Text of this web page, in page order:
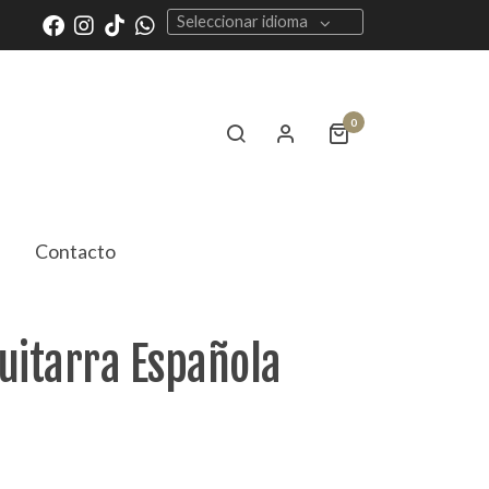
Seleccionar idioma
0
Contacto
Española